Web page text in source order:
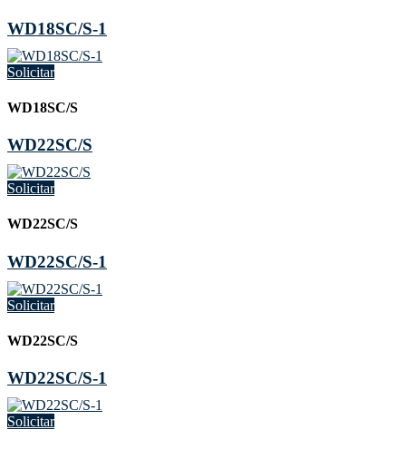
WD18SC/S-1
Solicitar
WD18SC/S
WD22SC/S
Solicitar
WD22SC/S
WD22SC/S-1
Solicitar
WD22SC/S
WD22SC/S-1
Solicitar